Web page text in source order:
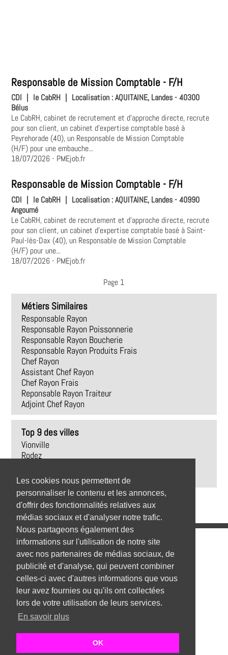
Les cookies nous permettent de
personnaliser le contenu et les annonces,
d'offrir des fonctionnalités relatives aux
médias sociaux et d'analyser notre trafic.
Nous partageons également des
informations sur l'utilisation de notre site
avec nos partenaires de médias sociaux, de
publicité et d'analyse, qui peuvent combiner
celles-ci avec d'autres informations que vous
leur avez fournies ou qu'ils ont collectées
lors de votre utilisation de leurs services.
En savoir plus
OK
Responsable de Mission Comptable - F/H
CDI le CabRH Localisation :AQUITAINE, Landes - 40300
Bélus
Le CabRH, cabinet de recrutement et d’approche directe, recrute
pour son client, un cabinet d’expertise comptable basé à
Peyrehorade (40), un Responsable de Mission Comptable
(H/F) pour une embauche...
18/07/2026- PMEjob.fr
Responsable de Mission Comptable - F/H
CDI | le CabRH | Localisation :AQUITAINE, Landes - 40990
Angoumé
Le CabRH, cabinet de recrutement et d’approche directe, recrute
pour son client, un cabinet d’expertise comptable basé à Saint-
Paul-lès-Dax (40), un Responsable de Mission Comptable
(H/F) pour une...
18/07/2026- PMEjob.fr
Page 1
Métiers Similaires
Responsable Rayon
Responsable Rayon Poissonnerie
Responsable Rayon Boucherie
Responsable Rayon Produits Frais
Chef Rayon
Assistant Chef Rayon
Chef Rayon Frais
Reponsable Rayon Traiteur
Adjoint Chef Rayon
Top 9 des villes
Vionville
Rodez
Revel
Emplois
Emplois par secteur
Emplois par ville
Emplois par entreprise
Mentions Légales